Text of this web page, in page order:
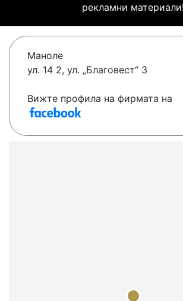
рекламни материали!
Маноле
ул. 14 2, ул. „Благовест“ 3
Вижте профила на фирмата на